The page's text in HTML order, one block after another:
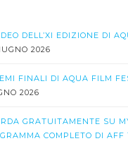
DELL’XI EDIZIONE DI
2026
FINALI DI AQUA FILM
2026
GRATUITAMENTE SU
COMPLETO DI AFF